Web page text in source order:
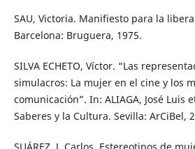
SAU, Victoria. Manifiesto para la
Barcelona: Bruguera, 1975.
SILVA ECHETO, Víctor. “Las
simulacros: La mujer en el cine y los
comunicación”. In: ALIAGA, José Luis
Saberes y la Cultura. Sevilla: ArCiBel,